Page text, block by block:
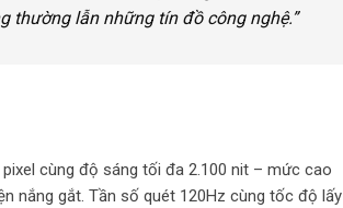
thường lẫn những tín đồ công nghệ.”
pixel cùng độ sáng tối đa 2.100 nit – mức cao
nắng gắt. Tần số quét 120Hz cùng tốc độ lấy